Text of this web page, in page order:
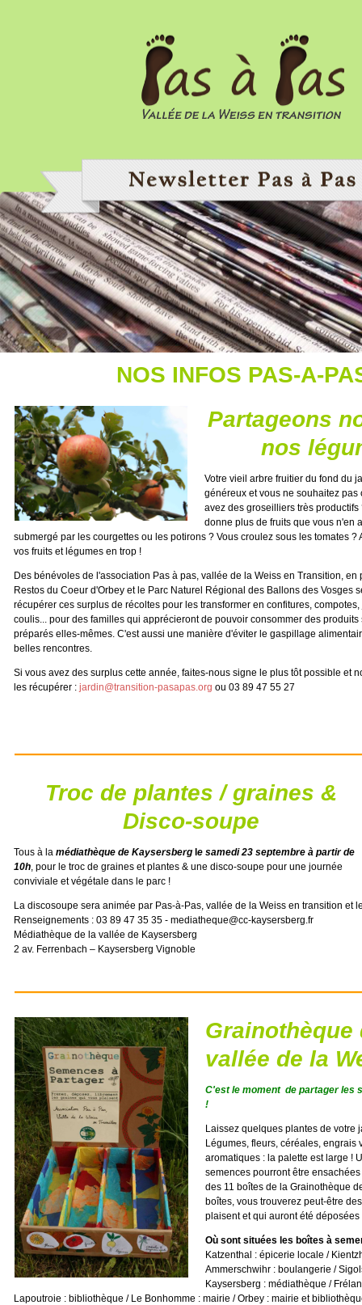
NOS INFOS PAS-A-
Partageons
nos
Votre vieil arbre fruitier du fond du
généreux et vous ne souhaitez pas
avez des groseilliers très productifs
donne plus de fruits que vous n'en
submergé par les courgettes ou les potirons ? Vous croulez sous les tomates ?
vos fruits et légumes en trop !
Des bénévoles de l'association Pas à pas, vallée de la Weiss en Transition, en
Restos du Coeur d'Orbey et le Parc Naturel Régional des Ballons des Vosges
récupérer ces surplus de récoltes pour les transformer en confitures,
coulis... pour des familles qui apprécieront de pouvoir consommer des
préparés elles-mêmes. C'est aussi une manière d'éviter le gaspillage
belles rencontres.
Si vous avez des surplus cette année, faites-nous signe le plus tôt possible et
les récupérer : jardin@transition-pasapas.org ou 03 89 47 55 27
Troc de plantes / graines &
Disco-soupe
Tous à la médiathèque de Kaysersberg e samedi 23 septembre à partir de
10h, pour le troc de graines et plantes & une disco-soupe pour une journée
conviviale et végétale dans le parc !
La discosoupe sera animée par Pas-à-Pas, vallée de la Weiss en transition et
Renseignements : 03 89 47 35 35 - mediatheque@cc-kaysersberg.fr
Médiathèque de la vallée de Kaysersberg
2 av. Ferrenbach – Kaysersberg Vignoble
Grainothèque
vallée de la
C'est le moment de partager les
!
Laissez quelques plantes de votre
Légumes, fleurs, céréales, engrais
aromatiques : la palette est large !
semences pourront être
des 11 boîtes de la Grainothèque
boîtes, vous trouverez peut-être
plaisent et qui auront été
Où sont situées les boîtes à
Katzenthal : épicerie locale /
Ammerschwihr : boulangerie /
Kaysersberg : médiathèque /
Lapoutroie : bibliothèque / Le Bonhomme : mairie / Orbey : mairie et